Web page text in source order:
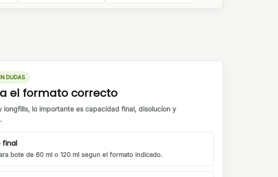
DUDAS
el formato correcto
longfills, lo importante es capacidad final, disolucion y
final
bote de 60 ml o 120 ml segun el formato indicado.